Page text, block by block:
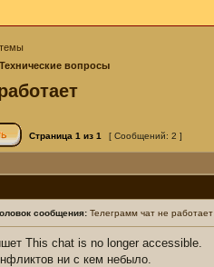
Технические вопросы
Страница 1 из 1 [ Сообщений: 2 ]
сообщения: Телеграмм чат не работает
This chat is no longer accessible.
ни с кем небыло.